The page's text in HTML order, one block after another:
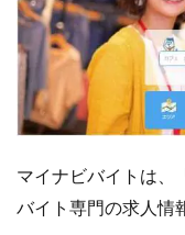
マイナビバイトは、
バイト専門の求人情